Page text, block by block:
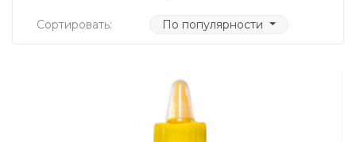
Сортировать: По популярности